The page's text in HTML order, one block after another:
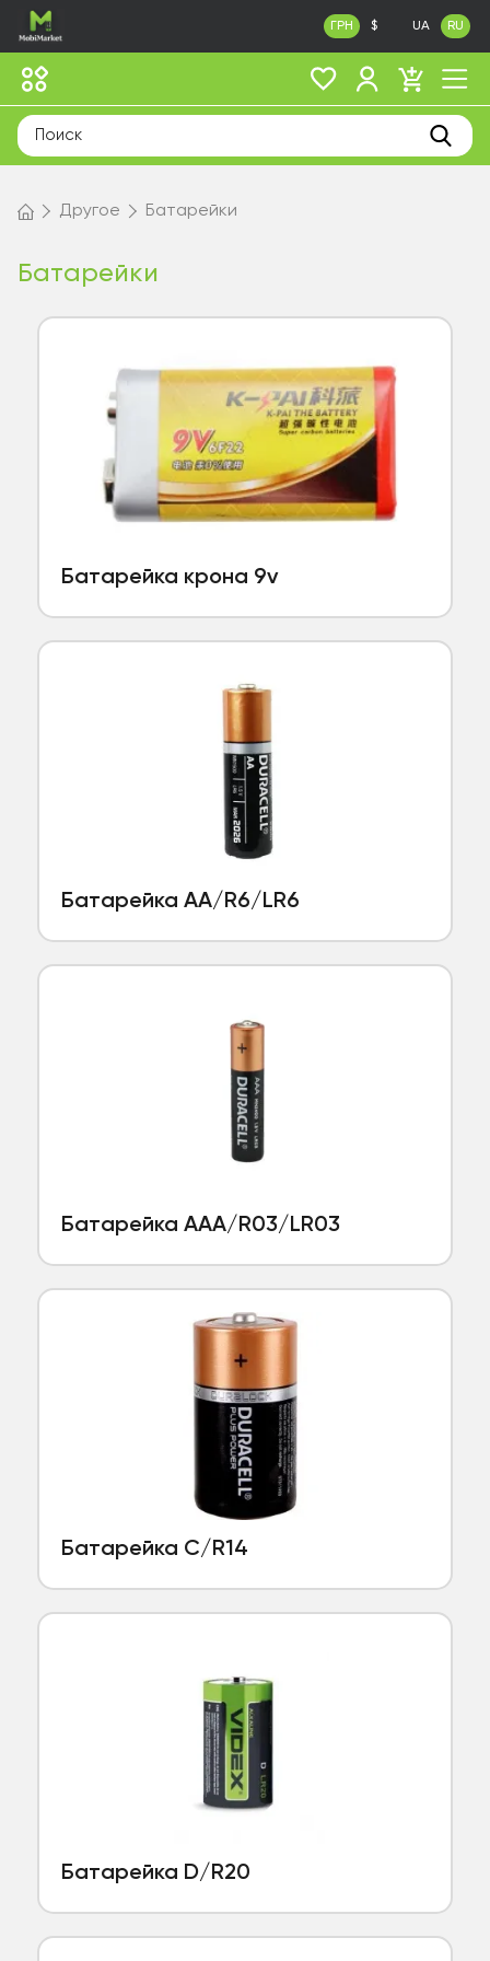
ГРН $ UA RU
Другое Батарейки
Батарейки
Батарейка крона 9v
Батарейка АА/R6/LR6
Батарейка ААА/R03/LR03
Батарейка C/R14
Батарейка D/R20